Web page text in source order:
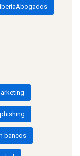
phishing
bancos